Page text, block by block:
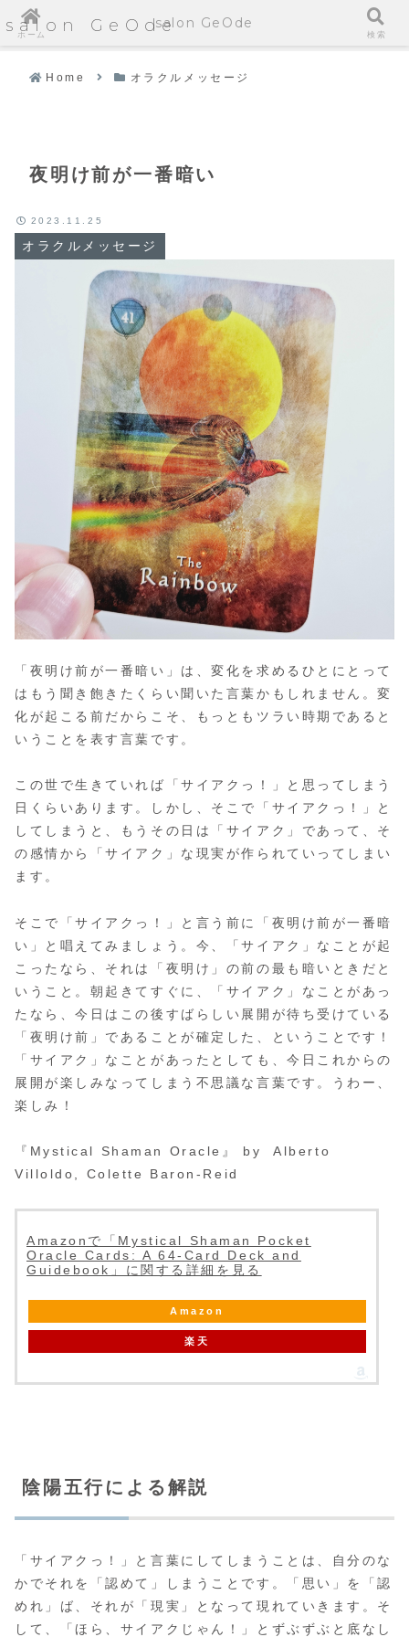
salon GeOde
Home オラクルメッセージ
夜明け前が一番暗い
オラクルメッセージ
2023.11.25
「夜明け前が一番暗い」は、変化を求めるひとにとって
はもう聞き飽きたくらい聞いた言葉かもしれません。変
化が起こる前だからこそ、もっともツラい時期であると
いうことを表す言葉です。
この世で生きていれば「サイアクっ！」と思ってしまう
日くらいあります。しかし、そこで「サイアクっ！」と
してしまうと、もうその日は「サイアク」であって、そ
の感情から「サイアク」な現実が作られていってしまい
ます。
そこで「サイアクっ！」と言う前に「夜明け前が一番暗
い」と唱えてみましょう。今、「サイアク」なことが起
こったなら、それは「夜明け」の前の最も暗いときだと
いうこと。朝起きてすぐに、「サイアク」なことがあっ
たなら、今日はこの後すばらしい展開が待ち受けている
「夜明け前」であることが確定した、ということです！
「サイアク」なことがあったとしても、今日これからの
展開が楽しみなってしまう不思議な言葉です。うわー、
楽しみ！
『Mystical Shaman Oracle』 by Alberto
Villoldo, Colette Baron-Reid
Amazonで「Mystical Shaman Pocket
Oracle Cards: A 64-Card Deck and
Guidebook」に関する詳細を見る
Amazon
楽天
陰陽五行による解説
「サイアクっ！」と言葉にしてしまうことは、自分のな
かでそれを「認めて」しまうことです。「思い」を「認
めれ」ば、それが「現実」となって現れていきます。そ
して、「ほら、サイアクじゃん！」とずぶずぶと底なし
ホーム
salon GeOde
検索